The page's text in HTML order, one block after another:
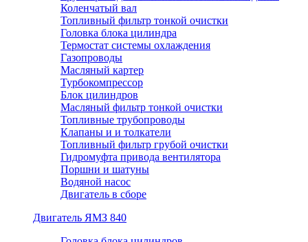
Коленчатый вал
Топливный фильтр тонкой очистки
Головка блока цилиндра
Термостат системы охлаждения
Газопроводы
Масляный картер
Турбокомпрессор
Блок цилиндров
Масляный фильтр тонкой очистки
Топливные трубопроводы
Клапаны и и толкатели
Топливный фильтр грубой очистки
Гидромуфта привода вентилятора
Поршни и шатуны
Водяной насос
Двигатель в сборе
Двигатель ЯМЗ 840